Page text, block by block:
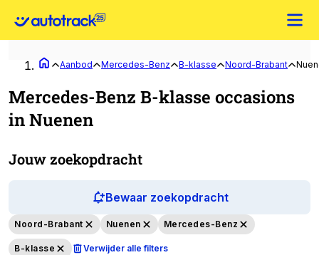
Aanbod Mercedes-Benz B-klasse Noord-Brabant
Mercedes-Benz B-klasse occasions
in Nuenen
Jouw zoekopdracht
Bewaar zoekopdracht
Noord-Brabant Nuenen Mercedes-Benz
B-klasse Verwijder alle filters